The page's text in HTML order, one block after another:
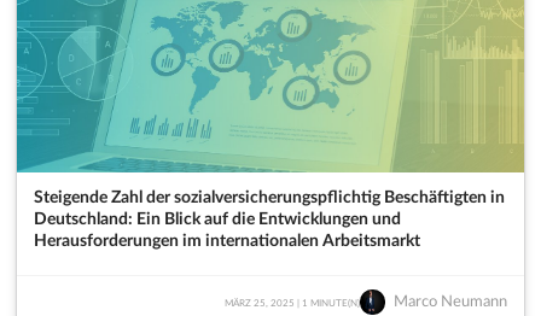
Steigende Zahl der sozialversicherungspflichtig Beschäftigten in
Deutschland: Ein Blick auf die Entwicklungen und
Herausforderungen im internationalen Arbeitsmarkt
Marco Neumann
MÄRZ 25, 2025 | 1 MINUTE(N)